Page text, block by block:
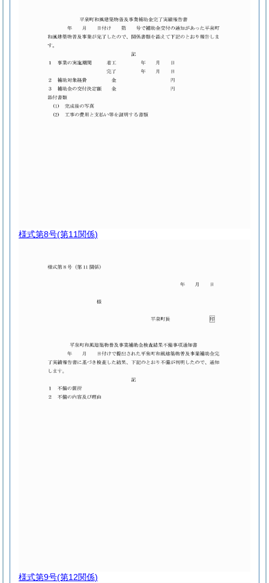
様式第8号(第11関係)
様式第9号(第12関係)